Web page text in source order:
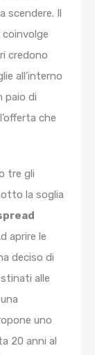
scendere. Il
credono
all’interno
paio di
che
tre gli
la soglia
aprire le
deciso di
alle
uno
20 anni al